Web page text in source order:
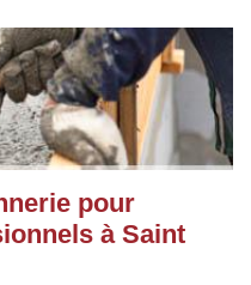
pour
à Saint